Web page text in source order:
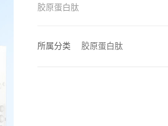
胶原蛋白肽
所属分类 胶原蛋白肽